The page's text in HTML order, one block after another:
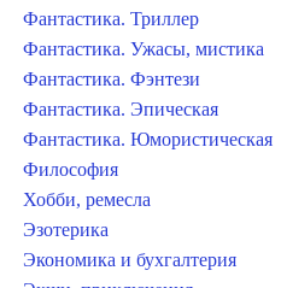
Фантастика. Триллер
Фантастика. Ужасы, мистика
Фантастика. Фэнтези
Фантастика. Эпическая
Фантастика. Юмористическая
Философия
Хобби, ремесла
Эзотерика
Экономика и бухгалтерия